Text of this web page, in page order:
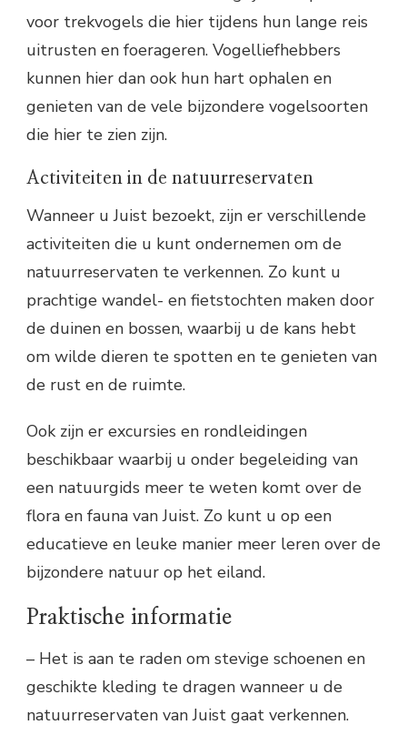
voor trekvogels die hier tijdens hun lange reis
uitrusten en foerageren. Vogelliefhebbers
kunnen hier dan ook hun hart ophalen en
genieten van de vele bijzondere vogelsoorten
die hier te zien zijn.
Activiteiten in de natuurreservaten
Wanneer u Juist bezoekt, zijn er verschillende
activiteiten die u kunt ondernemen om de
natuurreservaten te verkennen. Zo kunt u
prachtige wandel- en fietstochten maken door
de duinen en bossen, waarbij u de kans hebt
om wilde dieren te spotten en te genieten van
de rust en de ruimte.
Ook zijn er excursies en rondleidingen
beschikbaar waarbij u onder begeleiding van
een natuurgids meer te weten komt over de
flora en fauna van Juist. Zo kunt u op een
educatieve en leuke manier meer leren over de
bijzondere natuur op het eiland.
Praktische informatie
– Het is aan te raden om stevige schoenen en
geschikte kleding te dragen wanneer u de
natuurreservaten van Juist gaat verkennen.